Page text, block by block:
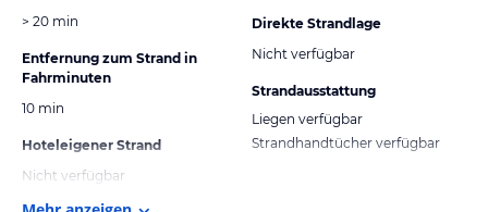
> 20 min
Entfernung zum Strand in
Fahrminuten
10 min
Hoteleigener Strand
Nicht verfügbar
Direkte Strandlage
Nicht verfügbar
Strandausstattung
Liegen verfügbar
Strandhandtücher verfügbar